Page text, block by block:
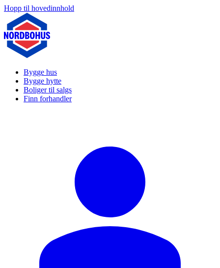
Hopp til hovedinnhold
Bygge hus
Bygge hytte
Boliger til salgs
Finn forhandler